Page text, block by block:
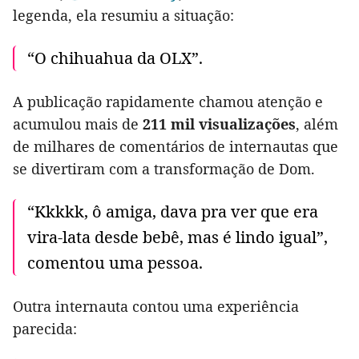
legenda, ela resumiu a situação:
“O chihuahua da OLX”.
A publicação rapidamente chamou atenção e
acumulou mais de 211 mil visualizações, além
de milhares de comentários de internautas que
se divertiram com a transformação de Dom.
“Kkkkk, ô amiga, dava pra ver que era
vira-lata desde bebê, mas é lindo igual”,
comentou uma pessoa.
Outra internauta contou uma experiência
parecida: